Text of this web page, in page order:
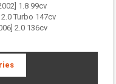
1.8 99cv
Turbo 147cv
2.0 136cv